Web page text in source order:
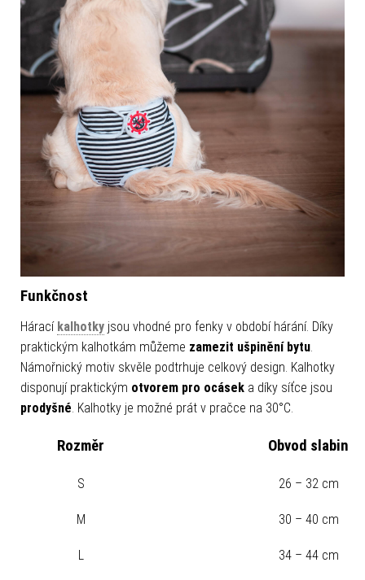
Funkčnost
Hárací kalhotky jsou vhodné pro fenky v období hárání. Díky
praktickým kalhotkám můžeme zamezit ušpinění bytu.
Námořnický motiv skvěle podtrhuje celkový design. Kalhotky
disponují praktickým otvorem pro ocásek a díky síťce jsou
prodyšné. Kalhotky je možné prát v pračce na 30°C.
Rozměr Obvod slabin
S 26 – 32 cm
M 30 – 40 cm
L 34 – 44 cm